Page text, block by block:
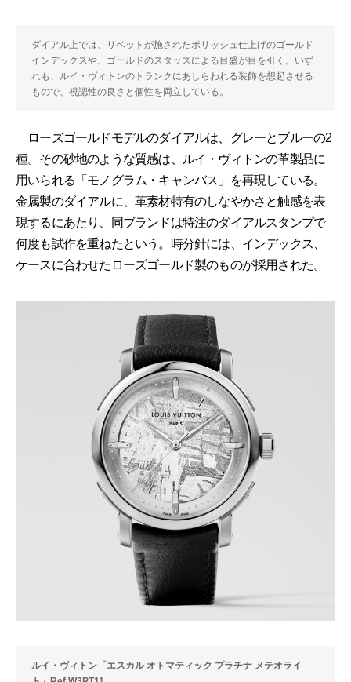
ダイアル上では、リベットが施されたポリッシュ仕上げのゴールド
インデックスや、ゴールドのスタッズによる目盛が目を引く。いず
れも、ルイ・ヴィトンのトランクにあしらわれる装飾を想起させる
もので、視認性の良さと個性を両立している。
ローズゴールドモデルのダイアルは、グレーとブルーの2
種。その砂地のような質感は、ルイ・ヴィトンの革製品に
用いられる「モノグラム・キャンバス」を再現している。
金属製のダイアルに、革素材特有のしなやかさと触感を表
現するにあたり、同ブランドは特注のダイアルスタンプで
何度も試作を重ねたという。時分針には、インデックス、
ケースに合わせたローズゴールド製のものが採用された。
ルイ・ヴィトン「エスカル オトマティック プラチナ メテオライ